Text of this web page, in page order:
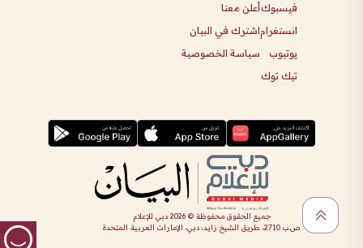
فيسبوك
انستغرام
يوتيوب
تيك توك
أعلن معنا
اشترك في البيان
سياسة الخصوصية
جميع الحقوق محفوظة ©2026 دبي للإعلام
ص.ب 2710، طريق الشيخ زايد، دبي، الإمارات العربية المتحدة